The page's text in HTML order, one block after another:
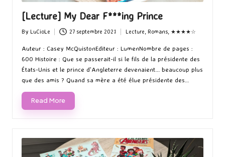
[Lecture] My Dear F***ing Prince
Posted
by
By LuCioLe 27 septembre 2021
in
Lecture, Romans, ★★★★☆
Auteur : Casey McQuistonEditeur : LumenNombre de pages :
600 Histoire : Que se passerait-il si le fils de la présidente des
États-Unis et le prince d'Angleterre devenaient... beaucoup plus
que des amis ? Quand sa mère a été élue présidente des…
Read More